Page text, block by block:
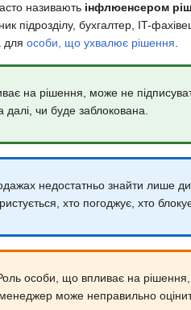
називають інфлюенсером
підрозділу, бухгалтер, IT-
для особи, що ухвалює рішення
на рішення, може не
чи буде заблокована.
недостатньо знайти лише
хто погоджує, хто
особи, що впливає на рішення,
менеджер може неправильно